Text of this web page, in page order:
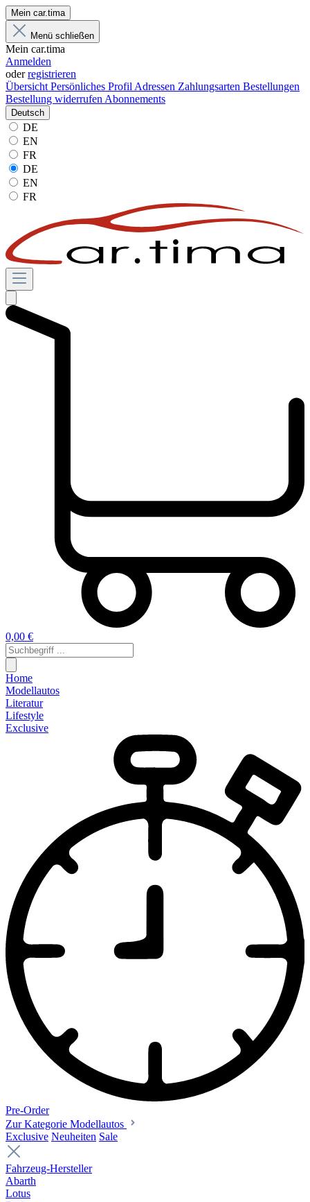
Mein car.tima
Menü schließen
Mein car.tima
Anmelden
oderregistrieren
Übersicht Persönliches Profil Adressen Zahlungsarten Bestellungen
Bestellung widerrufen Abonnements
Deutsch
DE
EN
FR
DE
EN
FR
0,00 €
Home
Modellautos
Literatur
Lifestyle
Exclusive
Pre-Order
Zur Kategorie Modellautos
Exclusive Neuheiten Sale
Fahrzeug-Hersteller
Abarth
Lotus